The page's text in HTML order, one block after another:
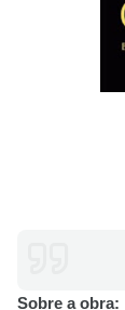
Sobre a obra: